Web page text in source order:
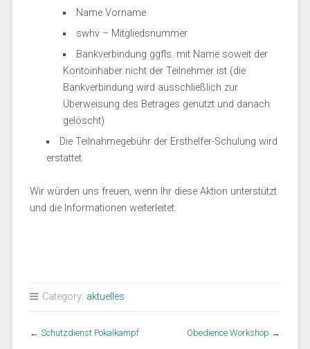
Name Vorname
swhv – Mitgliedsnummer
Bankverbindung ggfls. mit Name soweit der
Kontoinhaber nicht der Teilnehmer ist (die
Bankverbindung wird ausschließlich zur
Überweisung des Betrages genutzt und danach
gelöscht)
Die Teilnahmegebühr der Ersthelfer-Schulung wird
erstattet.
Wir würden uns freuen, wenn Ihr diese Aktion unterstützt
und die Informationen weiterleitet.
Category: aktuelles
← Schutzdienst Pokalkampf Obedience Workshop →